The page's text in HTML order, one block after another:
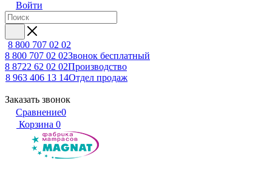
Войти
8 800 707 02 02
8 800 707 02 02Звонок бесплатный
8 8722 62 02 02Производство
8 963 406 13 14Отдел продаж
Заказать звонок
Сравнение0
Корзина 0